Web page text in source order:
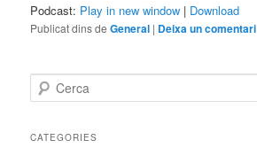
Podcast: Play in new window | Download
Publicat dins de General | Deixa un comentari
e
c
CATEGORIES